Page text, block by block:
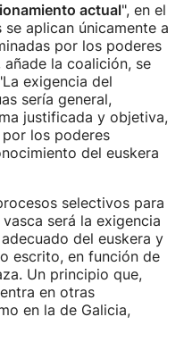
actual", en el
aplican únicamente a
por los poderes
la coalición, se
exigencia del
sería general,
justificada y objetiva,
los poderes
del euskera
selectivos para
será la exigencia
del euskera y
escrito, en función de
Un principio que,
en otras
en la de Galicia,